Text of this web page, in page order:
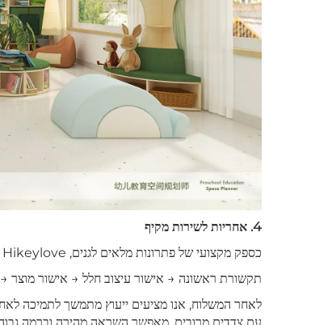
4. אחריות לשירות מקיף
כספק מקצועי של פתרונות מלאים לגנים, Hikeylove מספק שירות מקיף באחת הפעולה לכל פרויקטי חדרי הקריאה:
תקשורת ראשונה → אישור עיצוב חלל → אישור מוצר
לאחר המשלוח, אנו מציעים ייעוץ מתמשך לתמיכה